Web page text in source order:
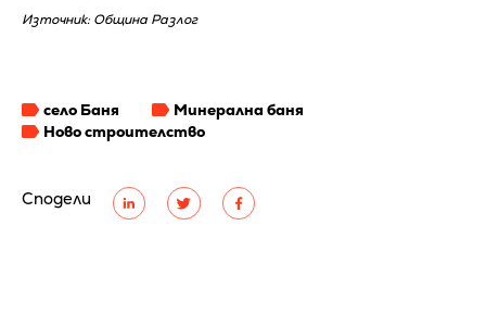
Сподели
Източник: Община Разлог
село Баня
Минерална баня
Ново строителство